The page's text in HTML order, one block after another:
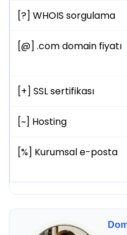
[?] WHOIS sorgulama
[@] .com domain fiyatı
[+] SSL sertifikası
[~] Hosting
[%] Kurumsal e-posta